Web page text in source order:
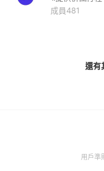
成員481
還有
用戶準